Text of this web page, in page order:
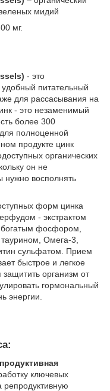
мидий
мг.
- это
питательный
для рассасывания на
- это незаменимый
более 300
полноценной
продукте цинк
органических
он не
нужно восполнять
форм цинка
- экстрактом
фосфором,
Омега-3,
сульфатом. Прием
быстрое и легкое
организм от
гормональный
энергии.
ключевых
репродуктивную